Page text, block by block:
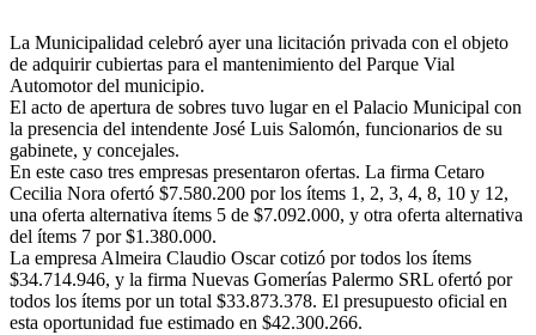
La Municipalidad celebró ayer una licitación privada con el objeto
de adquirir cubiertas para el mantenimiento del Parque Vial
Automotor del municipio.
El acto de apertura de sobres tuvo lugar en el Palacio Municipal con
la presencia del intendente José Luis Salomón, funcionarios de su
gabinete, y concejales.
En este caso tres empresas presentaron ofertas. La firma Cetaro
Cecilia Nora ofertó $7.580.200 por los ítems 1, 2, 3, 4, 8, 10 y 12,
una oferta alternativa ítems 5 de $7.092.000, y otra oferta alternativa
del ítems 7 por $1.380.000.
La empresa Almeira Claudio Oscar cotizó por todos los ítems
$34.714.946, y la firma Nuevas Gomerías Palermo SRL ofertó por
todos los ítems por un total $33.873.378. El presupuesto oficial en
esta oportunidad fue estimado en $42.300.266.